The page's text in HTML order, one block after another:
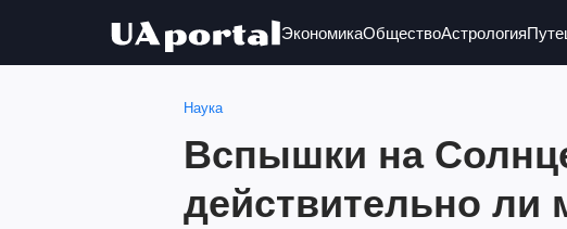
ЭкономикаОбществоАстрология
Наука
Вспышки на
действительно ли